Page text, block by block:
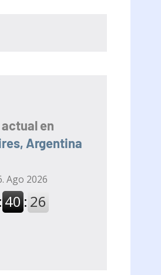
actual en
Argentina